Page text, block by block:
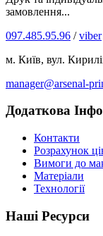
замовлення...
097.485.95.96 /viber
м. Київ, вул.
manager@arsenal-
Додаткова
Контакти
Розрахунок
Вимоги до
Матеріали
Технології
Наші Ресурси